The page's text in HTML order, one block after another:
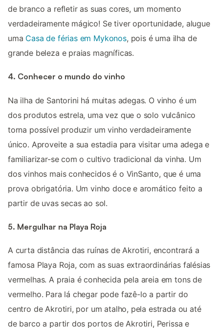
de branco a refletir as suas cores, um momento
verdadeiramente mágico! Se tiver oportunidade, alugue
uma Casa de férias em Mykonos, pois é uma ilha de
grande beleza e praias magníficas.
4. Conhecer o mundo do vinho
Na ilha de Santorini há muitas adegas. O vinho é um
dos produtos estrela, uma vez que o solo vulcânico
torna possível produzir um vinho verdadeiramente
único. Aproveite a sua estadia para visitar uma adega e
familiarizar-se com o cultivo tradicional da vinha. Um
dos vinhos mais conhecidos é o VinSanto, que é uma
prova obrigatória. Um vinho doce e aromático feito a
partir de uvas secas ao sol.
5. Mergulhar na Playa Roja
A curta distância das ruínas de Akrotiri, encontrará a
famosa Playa Roja, com as suas extraordinárias falésias
vermelhas. A praia é conhecida pela areia em tons de
vermelho. Para lá chegar pode fazê-lo a partir do
centro de Akrotiri, por um atalho, pela estrada ou até
de barco a partir dos portos de Akrotiri, Perissa e